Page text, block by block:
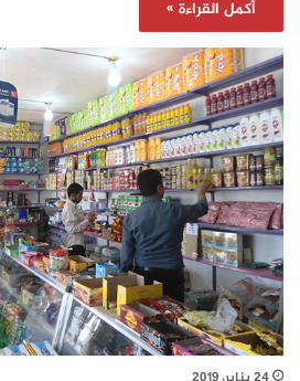
أكمل القراءة »